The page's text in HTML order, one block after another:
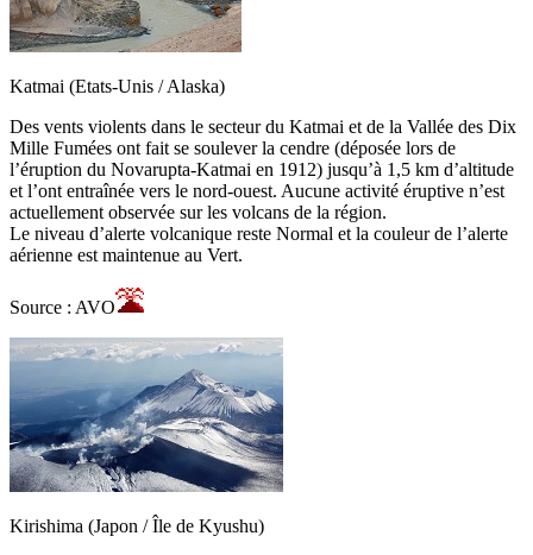
Katmai (Etats-Unis / Alaska)
Des vents violents dans le secteur du Katmai et de la Vallée des Dix
Mille Fumées ont fait se soulever la cendre (déposée lors de
l’éruption du Novarupta-Katmai en 1912) jusqu’à 1,5 km d’altitude
et l’ont entraînée vers le nord-ouest. Aucune activité éruptive n’est
actuellement observée sur les volcans de la région.
Le niveau d’alerte volcanique reste Normal et la couleur de l’alerte
aérienne est maintenue au Vert.
Source : AVO
Kirishima (Japon / Île de Kyushu)